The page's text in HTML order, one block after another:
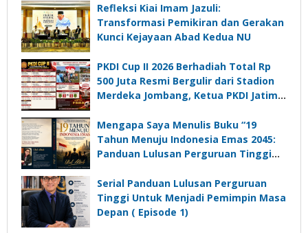
Refleksi Kiai Imam Jazuli:
Transformasi Pemikiran dan Gerakan
Kunci Kejayaan Abad Kedua NU
PKDI Cup II 2026 Berhadiah Total Rp
500 Juta Resmi Bergulir dari Stadion
Merdeka Jombang, Ketua PKDI Jatim:
Komunikasi Kades untuk Memajukan
Desa
Mengapa Saya Menulis Buku “19
Tahun Menuju Indonesia Emas 2045:
Panduan Lulusan Perguruan Tinggi
Depan”?
Serial Panduan Lulusan Perguruan
Tinggi Untuk Menjadi Pemimpin Masa
Depan ( Episode 1)